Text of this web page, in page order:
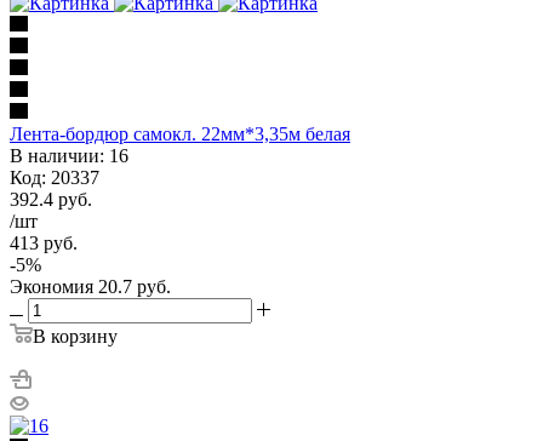
Лента-бордюр самокл. 22мм*3,35м белая
В наличии: 16
Код: 20337
392.4 руб.
/шт
413 руб.
-5%
Экономия 20.7 руб.
В корзину